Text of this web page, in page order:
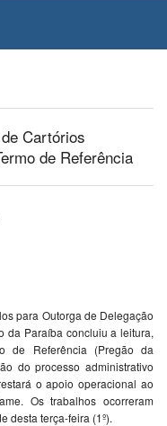
Cartórios
de Referência
para Outorga de Delegação
da Paraíba concluiu a leitura,
de Referência (Pregão da
do processo administrativo
o apoio operacional ao
Os trabalhos ocorreram
desta terça-feira (1º).